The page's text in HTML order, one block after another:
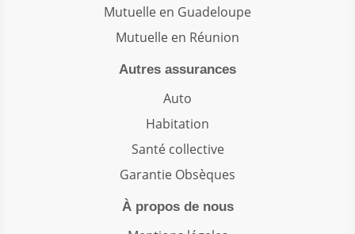
Mutuelle en Guadeloupe
Mutuelle en Réunion
Autres assurances
Auto
Habitation
Santé collective
Garantie Obsèques
À propos de nous